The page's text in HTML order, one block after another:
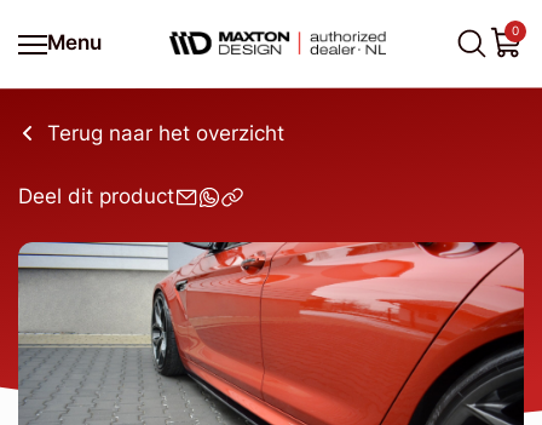
Menu
0
Terug naar het overzicht
Deel dit product